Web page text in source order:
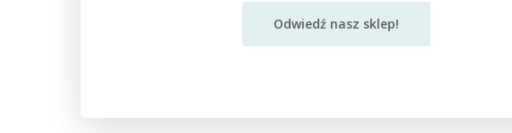
Odwiedź nasz sklep!